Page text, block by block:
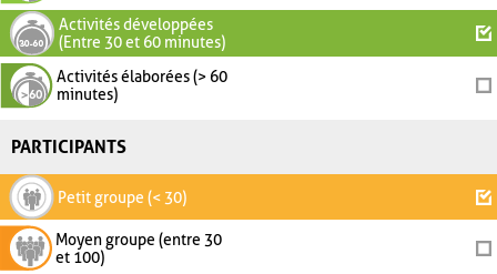
Activités développées
(Entre 30 et 60 minutes)
Activités élaborées (> 60
minutes)
PARTICIPANTS
Petit groupe (< 30)
Moyen groupe (entre 30
et 100)